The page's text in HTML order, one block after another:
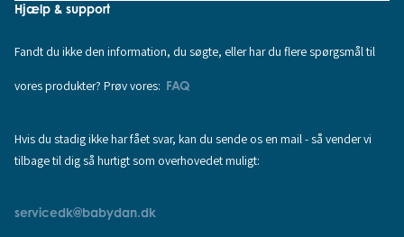
Hjælp & support
Fandt du ikke den information, du søgte, eller har du flere spørgsmål til
vores produkter? Prøv vores: FAQ
Hvis du stadig ikke har fået svar, kan du sende os en mail - så vender vi
tilbage til dig så hurtigt som overhovedet muligt:
servicedk@babydan.dk